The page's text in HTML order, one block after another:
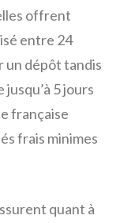
offrent
entre 24
un dépôt tandis
5 jours
française
frais minimes
quant à